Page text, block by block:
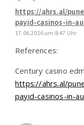
https://ahrs.al/
payid-casinos-in-
17.06.2026 um 8:47 Uhr
References:
Century casino
https://ahrs.al/
payid-casinos-in-